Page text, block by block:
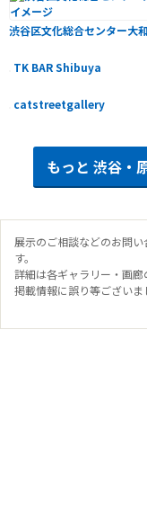
渋谷区文化総合センター大
TK BAR Shibuya
catstreetgallery
もっと 渋谷・
展示のご相談などのお問
す。
詳細は各ギャラリー・画廊
掲載情報に誤り等ございま